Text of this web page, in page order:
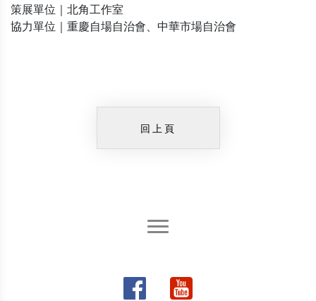
策展單位｜北角工作室
協力單位｜重慶自場自治會、中華市場自治會
回上頁